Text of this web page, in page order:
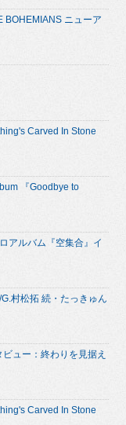
BOHEMIANS ニューア
Carved In Stone
『Goodbye to
アルバム『空集合』イ
村松拓 続・たっきゅん
ュー：終わりを見据え
Carved In Stone